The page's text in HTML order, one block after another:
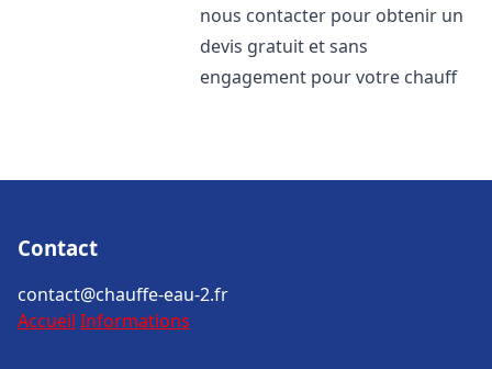
nous contacter pour obtenir un
devis gratuit et sans
engagement pour votre chauff
Contact
contact@chauffe-eau-2.fr
Accueil Informations